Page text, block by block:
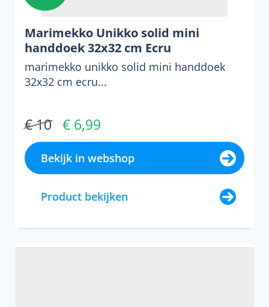
Marimekko Unikko solid mini
handdoek 32x32 cm Ecru
marimekko unikko solid mini handdoek
32x32 cm ecru...
€ 10 € 6,99
Bekijk in webshop
Product bekijken